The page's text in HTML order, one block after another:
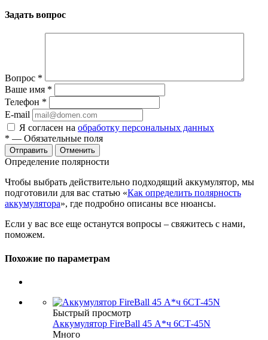
Задать вопрос
Вопрос *
Ваше имя *
Телефон *
E-mail
Я согласен на обработку персональных данных
* — Обязательные поля
Отменить
Определение полярности
Чтобы выбрать действительно подходящий аккумулятор, мы
подготовили для вас статью «Как определить полярность
аккумулятора», где подробно описаны все нюансы.
Если у вас все еще останутся вопросы – свяжитесь с нами,
поможем.
Похожие по параметрам
Быстрый просмотр
Аккумулятор FireBall 45 А*ч 6СТ-45N
Много